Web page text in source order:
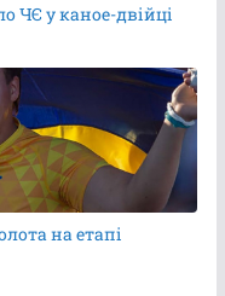
ЧЄ у каное-двійці
на етапі